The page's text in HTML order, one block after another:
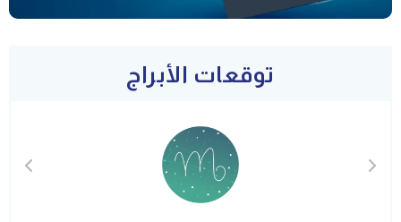
توقعات الأبراج